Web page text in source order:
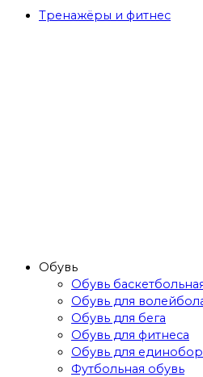
Тренажёры и фитнес
Обувь
Обувь
Обувь для
Обувь для бега
Обувь для фитнеса
Обувь для
Футбольная обувь